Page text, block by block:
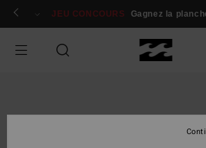
Passer
Se connecter / s'inscrire
JEU CONCOURS Gagnez la